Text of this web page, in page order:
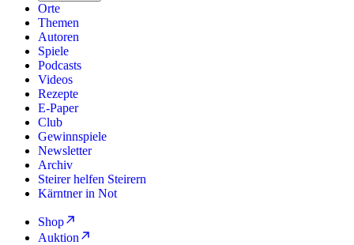
Orte
Themen
Autoren
Spiele
Podcasts
Videos
Rezepte
E-Paper
Club
Gewinnspiele
Newsletter
Archiv
Steirer helfen Steirern
Kärntner in Not
Shop
Auktion